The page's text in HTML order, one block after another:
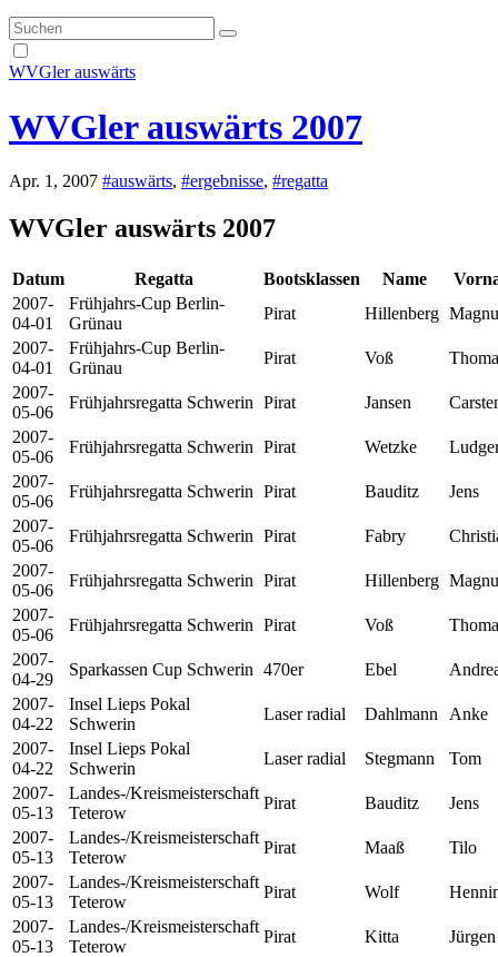
WVGler auswärts
WVGler auswärts 2007
Apr. 1, 2007 #auswärts, #ergebnisse, #regatta
WVGler auswärts 2007
Datum Regatta Bootsklassen Name
2007-
04-01
Frühjahrs-Cup Berlin-
Grünau
Pirat Hillenberg
2007-
04-01
Frühjahrs-Cup Berlin-
Grünau
Pirat Voß
2007-
05-06
Frühjahrsregatta Schwerin Pirat Jansen
2007-
05-06
Frühjahrsregatta Schwerin Pirat Wetzke
2007-
05-06
Frühjahrsregatta Schwerin Pirat Bauditz
Jens
2007-
05-06
Frühjahrsregatta Schwerin Pirat Fabry
2007-
05-06
Frühjahrsregatta Schwerin Pirat Hillenberg
2007-
05-06
Frühjahrsregatta Schwerin Pirat Voß
2007-
04-29
Sparkassen Cup Schwerin 470er Ebel
2007-
04-22
Insel Lieps Pokal
Schwerin
Laser radial Dahlmann
Anke
2007-
04-22
Insel Lieps Pokal
Schwerin
Laser radial Stegmann
Tom
2007-
05-13
Landes-/Kreismeisterschaft
Teterow
Pirat Bauditz
Jens
2007-
05-13
Landes-/Kreismeisterschaft
Teterow
Pirat Maaß
Tilo
2007-
05-13
Landes-/Kreismeisterschaft
Teterow
Pirat Wolf
2007-
05-13
Landes-/Kreismeisterschaft
Teterow
Pirat Kitta
Jürgen